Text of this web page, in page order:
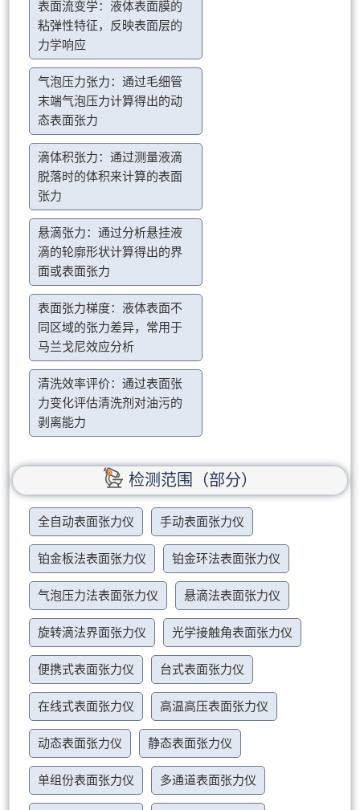
表面流变学：液体表面膜的
粘弹性特征，反映表面层的
力学响应
气泡压力张力：通过毛细管
末端气泡压力计算得出的动
态表面张力
滴体积张力：通过测量液滴
脱落时的体积来计算的表面
张力
悬滴张力：通过分析悬挂液
滴的轮廓形状计算得出的界
面或表面张力
表面张力梯度：液体表面不
同区域的张力差异，常用于
马兰戈尼效应分析
清洗效率评价：通过表面张
力变化评估清洗剂对油污的
剥离能力
检测范围（部分）
全自动表面张力仪 手动表面张力仪
铂金板法表面张力仪 铂金环法表面张力仪
气泡压力法表面张力仪 悬滴法表面张力仪
旋转滴法界面张力仪 光学接触角表面张力仪
便携式表面张力仪 台式表面张力仪
在线式表面张力仪 高温高压表面张力仪
动态表面张力仪 静态表面张力仪
单组份表面张力仪 多通道表面张力仪